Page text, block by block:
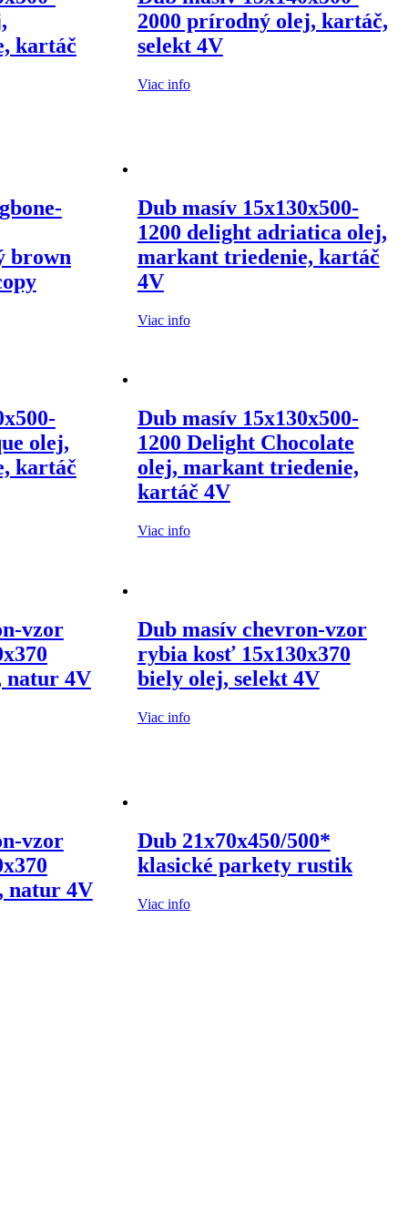
kartáč
2000 prírodný olej, kartáč,
selekt 4V
Viac info
brown
Dub masív 15x130x500-
1200 delight adriatica olej,
markant triedenie, kartáč
4V
Viac info
olej,
kartáč
Dub masív 15x130x500-
1200 Delight Chocolate
olej, markant triedenie,
kartáč 4V
Viac info
vzor
natur 4V
Dub masív chevron-vzor
rybia kosť 15x130x370
biely olej, selekt 4V
Viac info
vzor
natur 4V
Dub 21x70x450/500*
klasické parkety rustik
Viac info